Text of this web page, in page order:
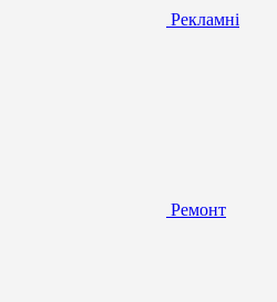
Рекламні
Ремонт